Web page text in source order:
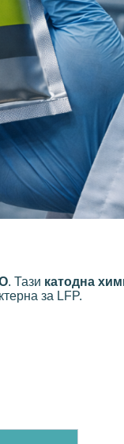
. Тази катодна
за LFP.